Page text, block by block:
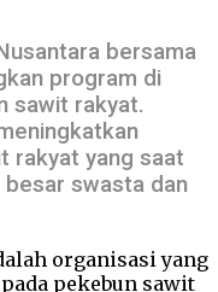
bersama
program di
sawit rakyat.
rakyat yang saat
besar swasta dan
organisasi yang
pekebun sawit